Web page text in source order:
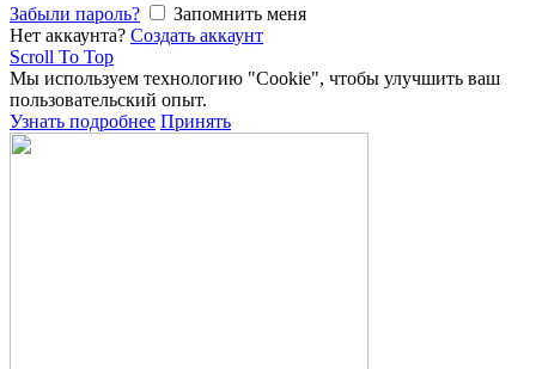
Забыли пароль?
Запомнить меня
Нет аккаунта? Создать аккаунт
Scroll To Top
Мы используем технологию "Cookie", чтобы улучшить ваш
пользовательский опыт.
Узнать подробнее Принять